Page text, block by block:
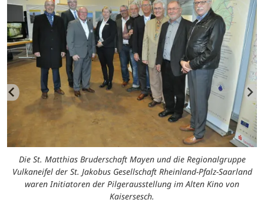
Die St. Matthias Bruderschaft Mayen und die Regionalgruppe
Vulkaneifel der St. Jakobus Gesellschaft Rheinland-Pfalz-Saarland
waren Initiatoren der Pilgerausstellung im Alten Kino von
Kaisersesch.